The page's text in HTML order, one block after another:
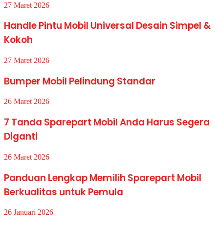
27 Maret 2026
Handle Pintu Mobil Universal Desain Simpel &
Kokoh
27 Maret 2026
Bumper Mobil Pelindung Standar
26 Maret 2026
7 Tanda Sparepart Mobil Anda Harus Segera
Diganti
26 Maret 2026
Panduan Lengkap Memilih Sparepart Mobil
Berkualitas untuk Pemula
26 Januari 2026